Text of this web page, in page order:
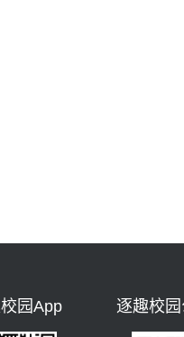
园App 逐趣校